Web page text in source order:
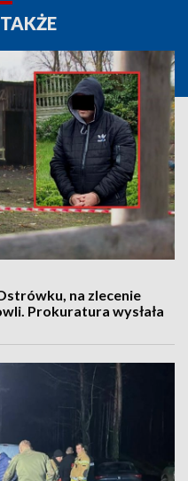
na zlecenie
Prokuratura wysłała